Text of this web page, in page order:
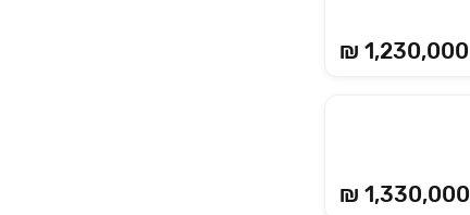
₪ 1,230,000
₪ 1,330,000